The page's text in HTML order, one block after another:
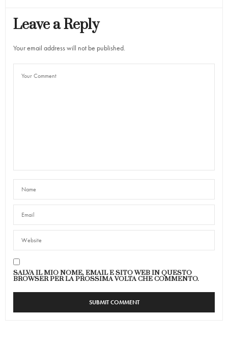
Leave a Reply
Your email address will not be published.
SALVA IL MIO NOME, EMAIL E SITO WEB IN QUESTO
BROWSER PER LA PROSSIMA VOLTA CHE COMMENTO.